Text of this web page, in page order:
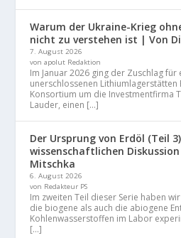
Warum der Ukraine-Krieg
nicht zu verstehen ist | Von
7. August 2026
von apolut Redaktion
Im Januar 2026 ging der Zuschlag
unerschlossenen Lithiumlagerstätten
Konsortium um die Investmentfirma
Lauder, einen […]
Der Ursprung von Erdöl (Teil
wissenschaftlichen
Mitschka
6. August 2026
von Redakteur PS
Im zweiten Teil dieser Serie haben
die biogene als auch die abiogene
Kohlenwasserstoffen im Labor
[…]